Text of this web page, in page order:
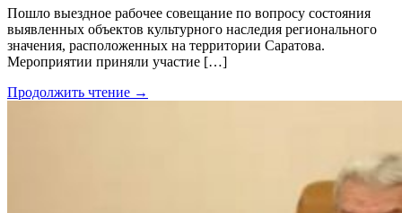
Пошло выездное рабочее совещание по вопросу состояния
выявленных объектов культурного наследия регионального
значения, расположенных на территории Саратова.
Мероприятии приняли участие […]
Продолжить чтение →